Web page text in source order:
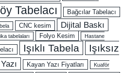
Tabelacı Bağcılar Tabelacı
CNC kesim Dijital Baskı
tabelaları Folyo Kesim Hastane
Işıklı Tabela
Işıksız
Kayan Yazı Fiyatları
Kuaför